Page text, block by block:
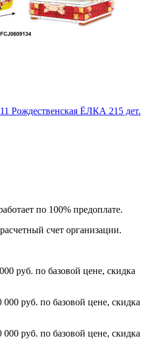
Рождественская ЁЛКА 215 дет.
по 100% предоплате.
счет организации.
руб. по базовой цене, скидка
руб. по базовой цене, скидка
руб. по базовой цене, скидка